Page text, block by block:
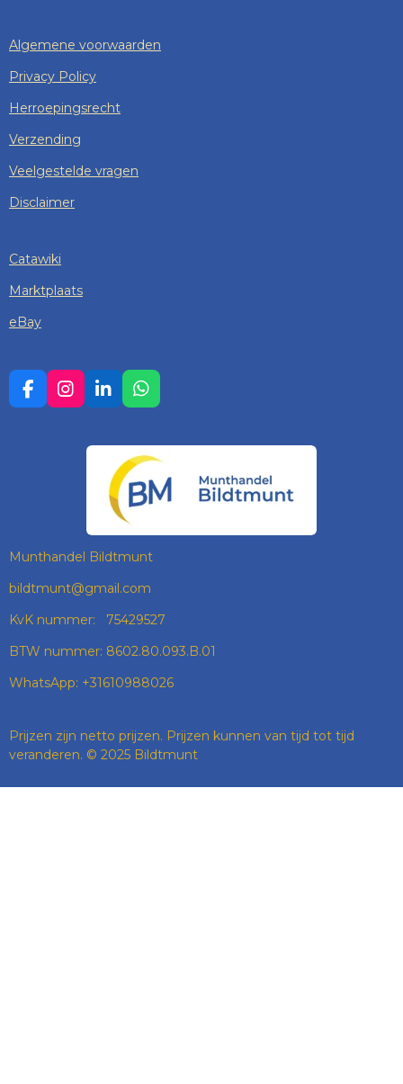
Algemene voorwaarden
Privacy Policy
Herroepingsrecht
Verzending
Veelgestelde vragen
Disclaimer
Catawiki
Marktplaats
eBay
F
A
I
N
L
I
K
D
N
W
H
T
S
A
P
Munthandel Bildtmunt
bildtmunt@gmail.com
KvK nummer: 75429527
BTW nummer: 8602.80.093.B.01
WhatsApp: +31610988026
Prijzen zijn netto prijzen. Prijzen kunnen van tijd tot tijd
veranderen. © 2025 Bildtmunt